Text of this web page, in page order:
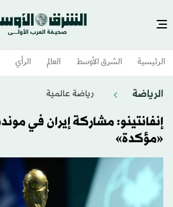
الرئيسية الشرق الأوسط​ العالم الرأي
الرياضة رياضة عالمية
«مؤكدة»